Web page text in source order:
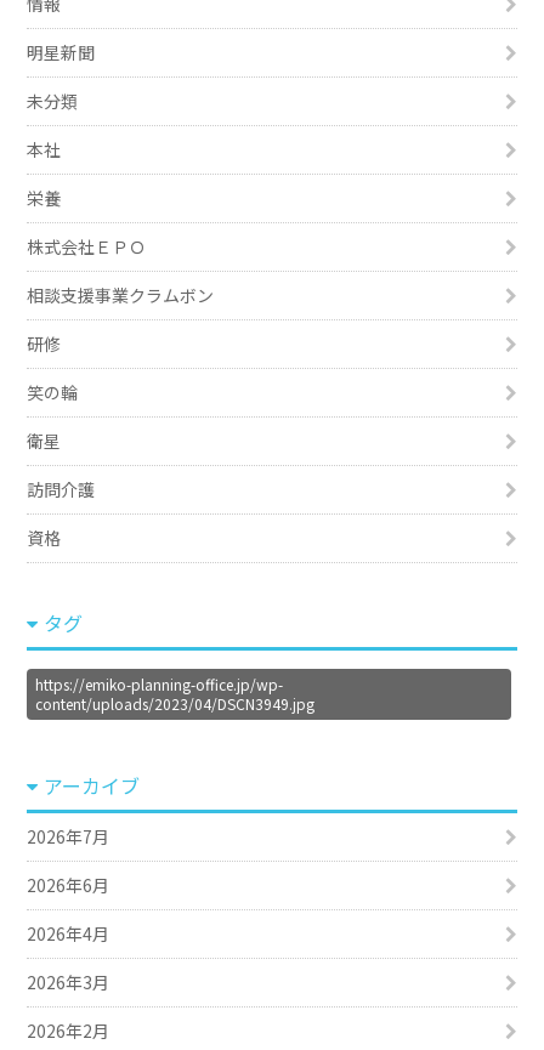
明星新聞
未分類
本社
栄養
株式会社ＥＰＯ
相談支援事業クラムボン
研修
笑の輪
衛星
訪問介護
資格
タグ
https://emiko-planning-office.jp/wp-
content/uploads/2023/04/DSCN3949.jpg
アーカイブ
2026年7月
2026年6月
2026年4月
2026年3月
2026年2月